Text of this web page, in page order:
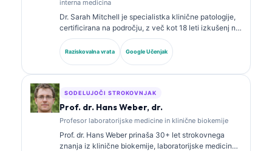
interna medicina
Dr. Sarah Mitchell je specialistka klinične patologije,
certificirana na področju, z več kot 18 leti izkušenj na
področju laboratorijske medicine in diagnostične
analize. Ima specialna certifikata iz klinične kemije in
je obsežno objavljala o panelih biomarkerjev in
Raziskovalna vrata Google Učenjak
SODELUJOČI STROKOVNJAK
Prof. dr. Hans Weber, dr.
Profesor laboratorijske medicine in klinične biokemije
Prof. dr. Hans Weber prinaša 30+ let strokovnega
znanja iz klinične biokemije, laboratorijske medicine